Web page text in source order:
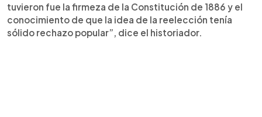
tuvieron fue la firmeza de la Constitución de 1886 y el
conocimiento de que la idea de la reelección tenía
sólido rechazo popular”, dice el historiador.